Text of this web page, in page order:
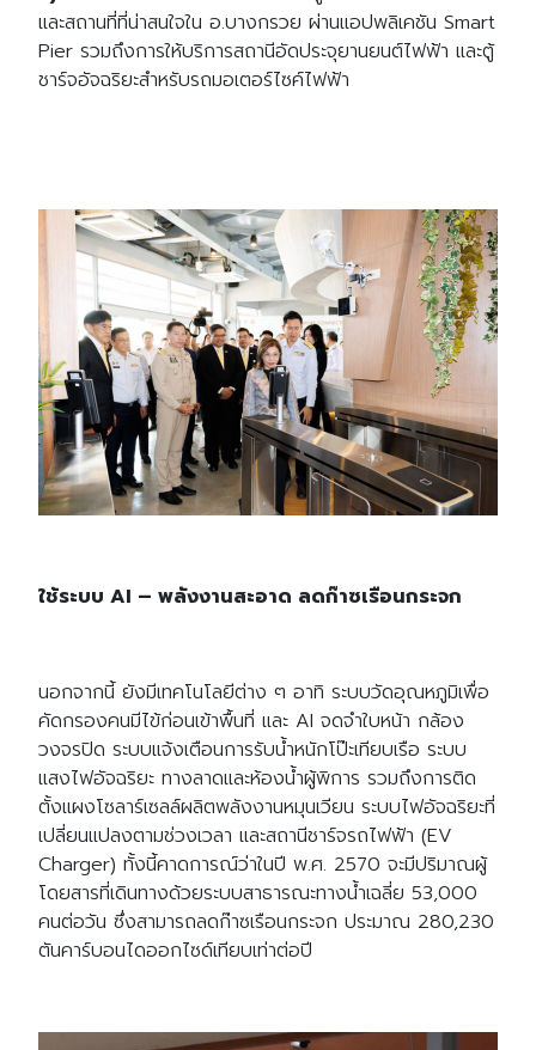
และสถานที่ที่น่าสนใจใน อ.บางกรวย ผ่านแอปพลิเคชัน Smart
Pier รวมถึงการให้บริการสถานีอัดประจุยานยนต์ไฟฟ้า และตู้
ชาร์จอัจฉริยะสำหรับรถมอเตอร์ไซค์ไฟฟ้า
ใช้ระบบ AI – พลังงานสะอาด ลดก๊าซเรือนกระจก
นอกจากนี้ ยังมีเทคโนโลยีต่าง ๆ อาทิ ระบบวัดอุณหภูมิเพื่อ
คัดกรองคนมีไข้ก่อนเข้าพื้นที่ และ AI จดจำใบหน้า กล้อง
วงจรปิด ระบบแจ้งเตือนการรับน้ำหนักโป๊ะเทียบเรือ ระบบ
แสงไฟอัจฉริยะ ทางลาดและห้องน้ำผู้พิการ รวมถึงการติด
ตั้งแผงโซลาร์เซลล์ผลิตพลังงานหมุนเวียน ระบบไฟอัจฉริยะที่
เปลี่ยนแปลงตามช่วงเวลา และสถานีชาร์จรถไฟฟ้า (EV
Charger) ทั้งนี้คาดการณ์ว่าในปี พ.ศ. 2570 จะมีปริมาณผู้
โดยสารที่เดินทางด้วยระบบสาธารณะทางน้ำเฉลี่ย 53,000
คนต่อวัน ซึ่งสามารถลดก๊าซเรือนกระจก ประมาณ 280,230
ตันคาร์บอนไดออกไซด์เทียบเท่าต่อปี